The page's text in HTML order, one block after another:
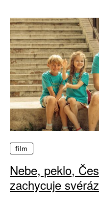
film
Nebe, peklo,
zachycuje